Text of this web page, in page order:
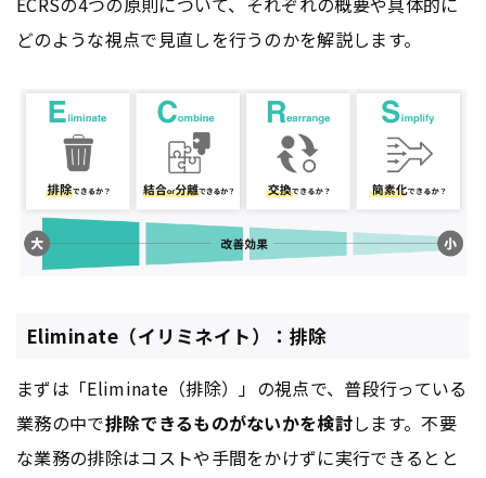
どのような視点で見直しを行うのかを解説します。
Eliminate（イリミネイト）：排除
まずは「Eliminate（排除）」の視点で、普段行っている
業務の中で排除できるものがないかを検討します。不要
な業務の排除はコストや手間をかけずに実行できるとと